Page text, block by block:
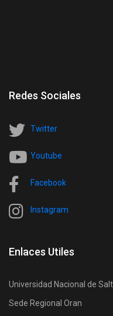
Redes Sociales
Twitter
Youtube
Facebook
Instagram
Enlaces Utiles
Universidad Nacional de
Sede Regional Oran